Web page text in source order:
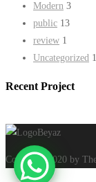
Modern 3
public 13
review 1
Uncategorized 1
Recent Project
Copyright 2020 by